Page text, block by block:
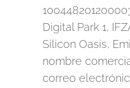
Digital Park 1,
Silicon Oasis,
nombre
correo